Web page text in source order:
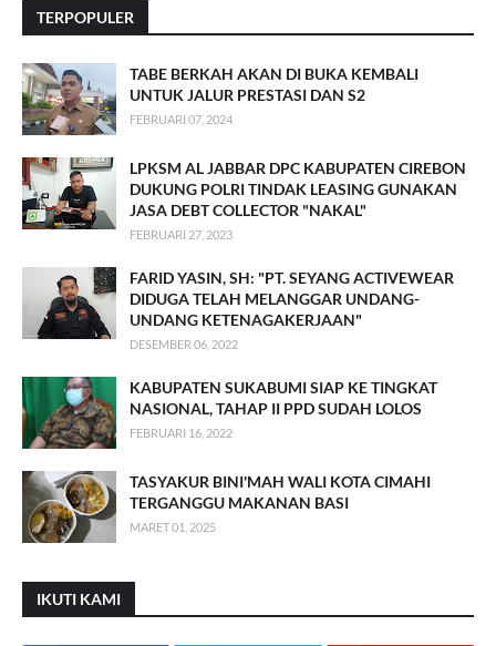
TERPOPULER
TABE BERKAH AKAN DI BUKA KEMBALI
UNTUK JALUR PRESTASI DAN S2
FEBRUARI 07, 2024
LPKSM AL JABBAR DPC KABUPATEN CIREBON
DUKUNG POLRI TINDAK LEASING GUNAKAN
JASA DEBT COLLECTOR "NAKAL"
FEBRUARI 27, 2023
FARID YASIN, SH: "PT. SEYANG ACTIVEWEAR
DIDUGA TELAH MELANGGAR UNDANG-
UNDANG KETENAGAKERJAAN"
DESEMBER 06, 2022
KABUPATEN SUKABUMI SIAP KE TINGKAT
NASIONAL, TAHAP II PPD SUDAH LOLOS
FEBRUARI 16, 2022
TASYAKUR BINI'MAH WALI KOTA CIMAHI
TERGANGGU MAKANAN BASI
MARET 01, 2025
IKUTI KAMI